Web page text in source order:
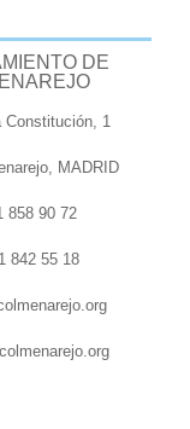
DE
Constitución, 1
MADRID
858 90 72
842 55 18